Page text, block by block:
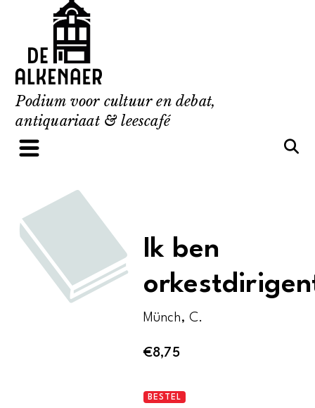
content
Podium voor cultuur en debat,
antiquariaat & leescafé
Ik ben
Münch, C.
€8,75
IkBESTEL